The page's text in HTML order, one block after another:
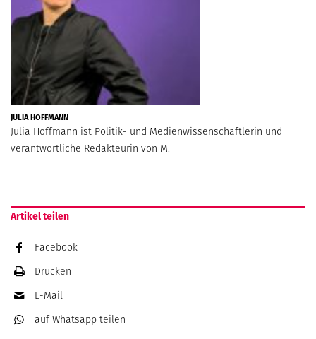
JULIA HOFFMANN
Julia Hoffmann ist Politik- und Medienwissenschaftlerin und
verantwortliche Redakteurin von M.
Artikel teilen
Facebook
Drucken
E-Mail
auf Whatsapp teilen